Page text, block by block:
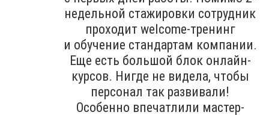
недельной стажировки сотрудник
проходит welcome-тренинг
и обучение стандартам компании.
Еще есть большой блок онлайн-
курсов. Нигде не видела, чтобы
персонал так развивали!
Особенно впечатлили мастер-